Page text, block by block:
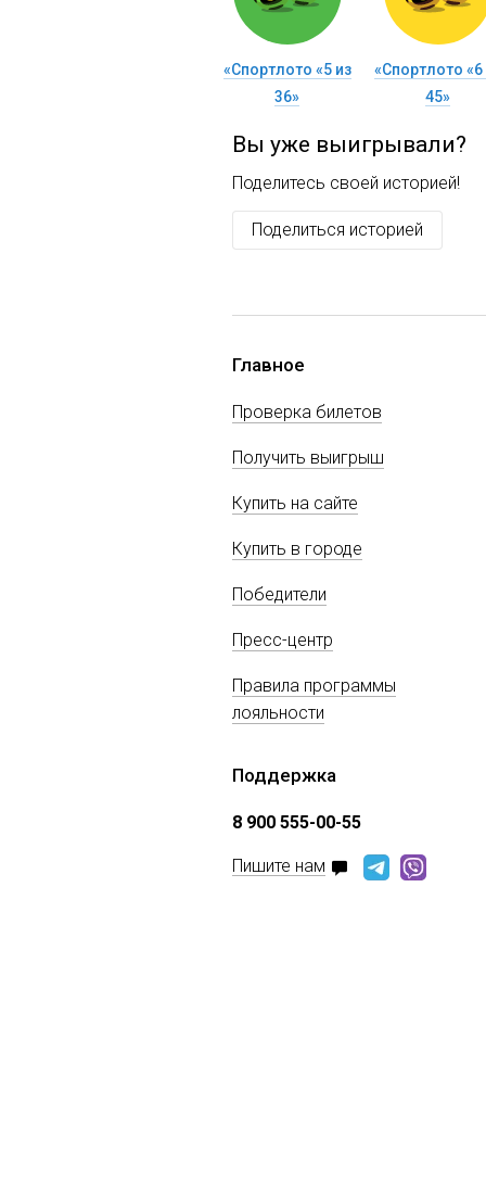
«Спортлото «5 из
36»
«Спортлото «6
45»
Вы уже выигрывали?
Поделитесь своей историей!
Поделиться историей
Главное
Проверка билетов
Получить выигрыш
Купить на сайте
Купить в городе
Победители
Пресс-центр
Правила программы
лояльности
Поддержка
8 900 555-00-55
Пишите нам